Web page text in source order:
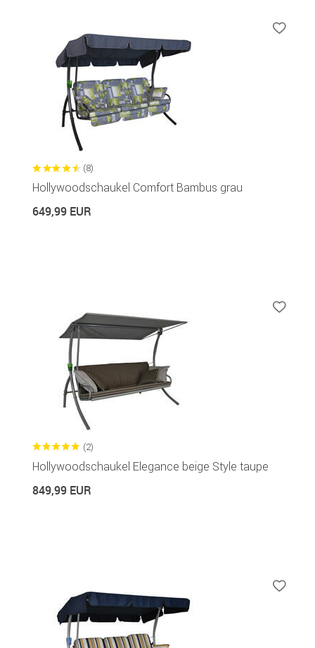
(8)
Hollywoodschaukel Comfort Bambus grau
649,99 EUR
(2)
Hollywoodschaukel Elegance beige Style taupe
849,99 EUR